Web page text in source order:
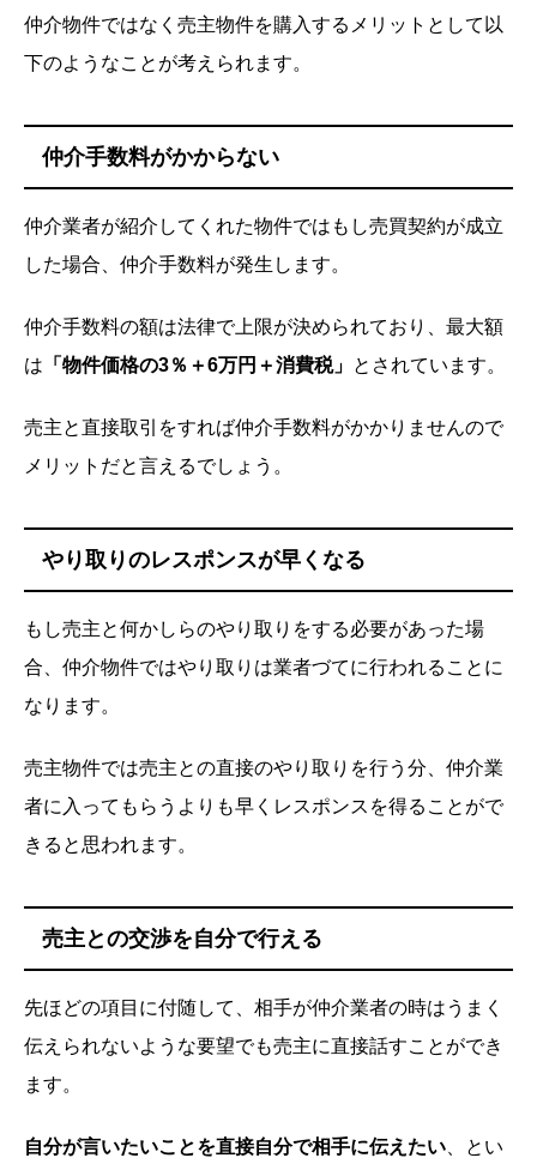
仲介物件ではなく売主物件を購入するメリットとして以
下のようなことが考えられます。
仲介手数料がかからない
仲介業者が紹介してくれた物件ではもし売買契約が成立
した場合、仲介手数料が発生します。
仲介手数料の額は法律で上限が決められており、最大額
は 「物件価格の3％＋6万円＋消費税」 とされています。
売主と直接取引をすれば仲介手数料がかかりませんので
メリットだと言えるでしょう。
やり取りのレスポンスが早くなる
もし売主と何かしらのやり取りをする必要があった場
合、仲介物件ではやり取りは業者づてに行われることに
なります。
売主物件では売主との直接のやり取りを行う分、仲介業
者に入ってもらうよりも早くレスポンスを得ることがで
きると思われます。
売主との交渉を自分で行える
先ほどの項目に付随して、相手が仲介業者の時はうまく
伝えられないような要望でも売主に直接話すことができ
ます。
自分が言いたいことを直接自分で相手に伝えたい 、とい